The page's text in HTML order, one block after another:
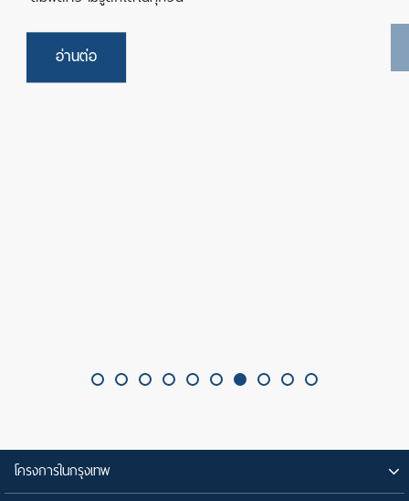
อ่านต่อ
โครงการในกรุงเทพ